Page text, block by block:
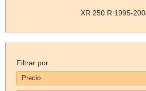
XR 250 R 1995-
Filtrar por
Precio